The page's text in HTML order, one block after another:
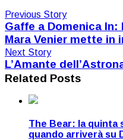
Previous Story
Gaffe a Domenica
Mara Venier mette in
Next Story
L’Amante
Related Posts
The Bear: la quinta
quando arriverà su